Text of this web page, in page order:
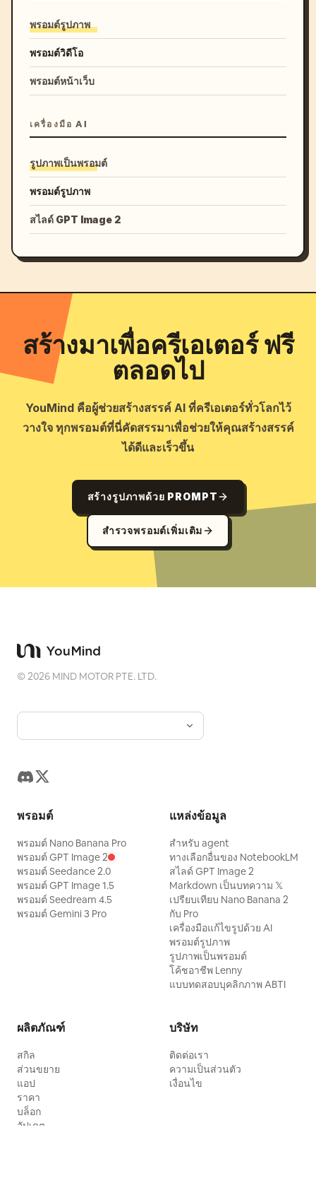
พรอมต์รูปภาพ
พรอมต์วิดีโอ
พรอมต์หน้าเว็บ
เครื่องมือ AI
รูปภาพเป็นพรอมต์
พรอมต์รูปภาพ
สไลด์ GPT Image 2
สร้างมาเพื่อครีเอเตอร์ ฟรี
ตลอดไป
YouMind คือผู้ช่วยสร้างสรรค์ AI ที่ครีเอเตอร์ทั่วโลกไว้
วางใจ ทุกพรอมต์ที่นี่คัดสรรมาเพื่อช่วยให้คุณสร้างสรรค์
ได้ดีและเร็วขึ้น
สร้างรูปภาพด้วย PROMPT
สำรวจพรอมต์เพิ่มเติม
©2026 MIND MOTOR PTE. LTD.
พรอมต์
พรอมต์ Nano Banana Pro
พรอมต์ GPT Image 2
พรอมต์ Seedance 2.0
พรอมต์ GPT Image 1.5
พรอมต์ Seedream 4.5
พรอมต์ Gemini 3 Pro
แหล่งข้อมูล
สำหรับ agent
ทางเลือกอื่นของ NotebookLM
สไลด์ GPT Image 2
Markdown เป็นบทความ 𝕏
เปรียบเทียบ Nano Banana 2
กับ Pro
เครื่องมือแก้ไขรูปด้วย AI
พรอมต์รูปภาพ
รูปภาพเป็นพรอมต์
โค้ชอาชีพ Lenny
แบบทดสอบบุคลิกภาพ ABTI
ผลิตภัณฑ์
สกิล
ส่วนขยาย
แอป
ราคา
บล็อก
อัปเดต
บริษัท
ติดต่อเรา
ความเป็นส่วนตัว
เงื่อนไข